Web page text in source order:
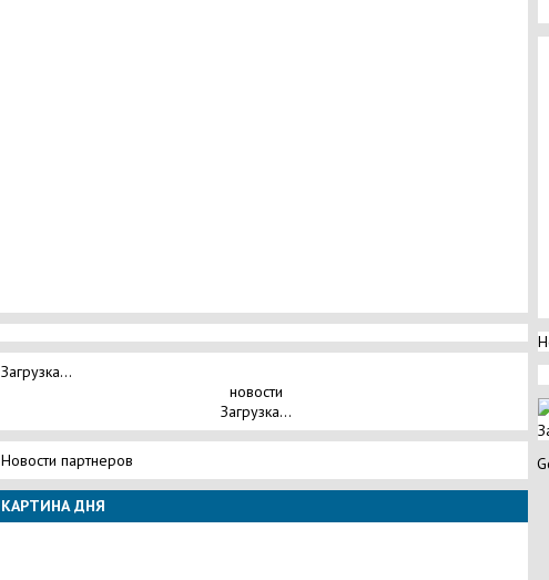
Загрузка...
новости
Загрузка...
Новости партнеров
КАРТИНА ДНЯ